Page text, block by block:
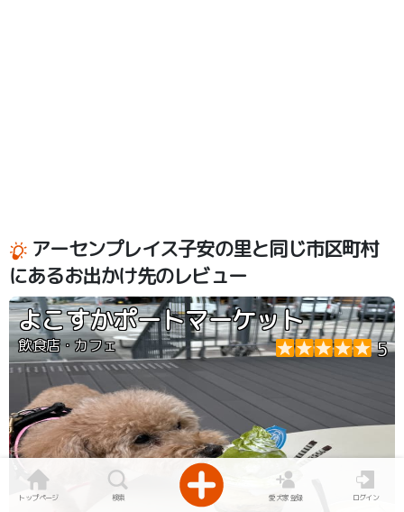
アーセンプレイス子安の里と同じ市区町村
にあるお出かけ先のレビュー
よこすかポートマーケット
飲食店・カフェ 5
トップページ 検索 愛犬家登録 ログイン